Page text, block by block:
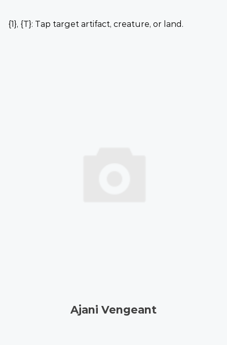
{1}, {T}: Tap target artifact, creature, or land.
Ajani Vengeant